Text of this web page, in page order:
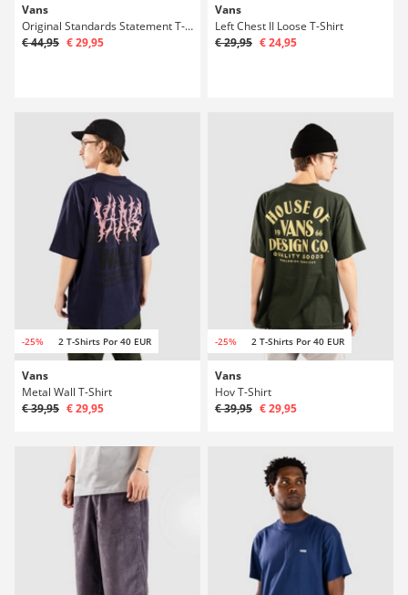
Vans
Original Standards Statement T-Shirt
€ 44,95 € 29,95
Vans
Left Chest II Loose T-Shirt
€ 29,95 € 24,95
-25% 2 T-Shirts Por 40 EUR
Vans
Metal Wall T-Shirt
€ 39,95 € 29,95
-25% 2 T-Shirts Por 40 EUR
Vans
Hov T-Shirt
€ 39,95 € 29,95